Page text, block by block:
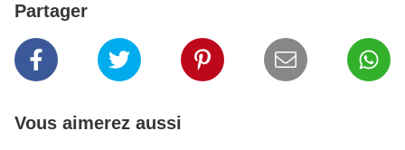
Partager
Vous aimerez aussi